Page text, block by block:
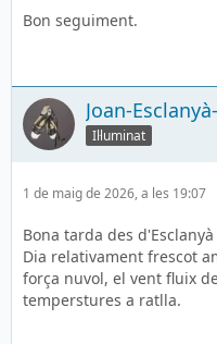
Bon seguiment.
Joan-Esclanyà-
Il·luminat
1 de maig de 2026, a les 19:07
Bona tarda des d'Esclanyà
Dia relativament frescot
força nuvol, el vent fluix
temperstures a ratlla.